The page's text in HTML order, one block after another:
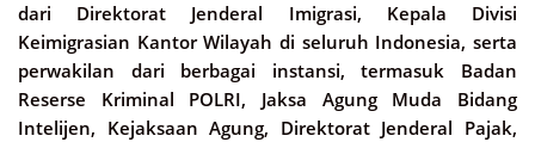
dari Direktorat Jenderal Imigrasi, Kepala Divisi
Keimigrasian Kantor Wilayah di seluruh Indonesia, serta
perwakilan dari berbagai instansi, termasuk Badan
Reserse Kriminal POLRI, Jaksa Agung Muda Bidang
Intelijen, Kejaksaan Agung, Direktorat Jenderal Pajak,